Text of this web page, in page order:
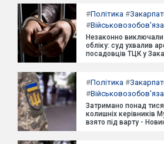
#Політика #
#
Незаконно виключали
обліку: суд ухвалив
посадовців ТЦК у
#Політика #
#
Затримано понад
колишніх керівників
взято під варту -